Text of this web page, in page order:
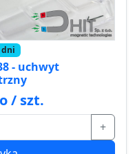
dni
- uchwyt
/ szt.
+